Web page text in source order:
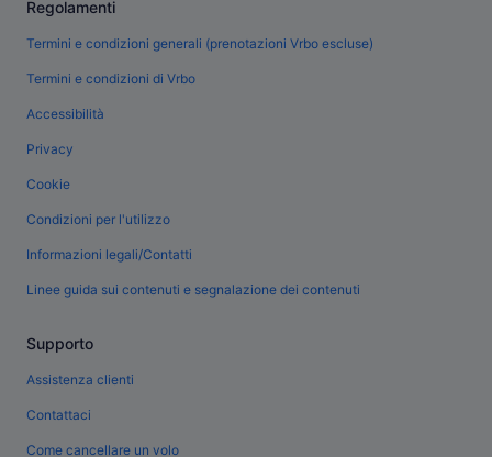
Regolamenti
Termini e condizioni generali (prenotazioni Vrbo escluse)
Termini e condizioni di Vrbo
Accessibilità
Privacy
Cookie
Condizioni per l'utilizzo
Informazioni legali/Contatti
Linee guida sui contenuti e segnalazione dei contenuti
Supporto
Assistenza clienti
Contattaci
Come cancellare un volo